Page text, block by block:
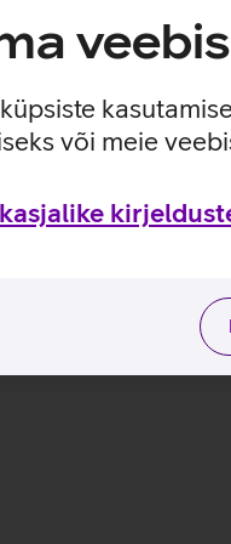
või meie
ekraan.